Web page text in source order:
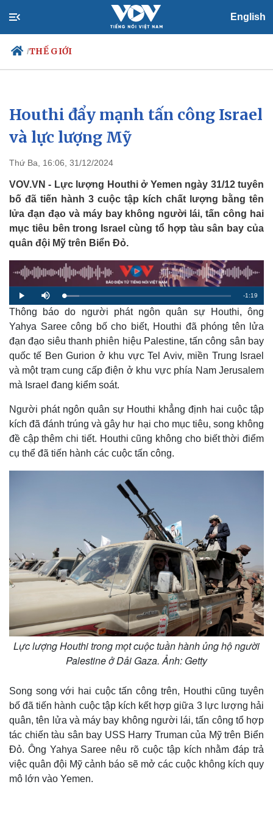
English
/THẾ GIỚI
Chính trị
Đảng
Tổ chức nhân sự
Nhận diện sự thật
Xã hội
Việc làm
Biển đảo
Quan sát
Cuộc sống đó đây
Hồ sơ
Multimedia
Video
Ảnh
E-Magazine
Infographic
Houthi đẩy mạnh tấn công Israel
và lực lượng Mỹ
Thứ Ba, 16:06, 31/12/2024
VOV.VN - Lực lượng Houthi ở Yemen ngày 31/12 tuyên
bố đã tiến hành 3 cuộc tập kích chất lượng bằng tên
lửa đạn đạo và máy bay không người lái, tấn công hai
mục tiêu bên trong Israel cùng tổ hợp tàu sân bay của
quân đội Mỹ trên Biển Đỏ.
P
l
a
y
M
u
t
e
L
o
a
d
d
8
.
9
5
R
i
n
g
-1:19
Thông báo do người phát ngôn quân sự Houthi, ông
Yahya Saree công bố cho biết, Houthi đã phóng tên lửa
đạn đạo siêu thanh phiên hiệu Palestine, tấn công sân bay
quốc tế Ben Gurion ở khu vực Tel Aviv, miền Trung Israel
và một trạm cung cấp điện ở khu vực phía Nam Jerusalem
mà Israel đang kiểm soát.
Người phát ngôn quân sự Houthi khẳng định hai cuộc tập
kích đã đánh trúng và gây hư hại cho mục tiêu, song không
đề cập thêm chi tiết. Houthi cũng không cho biết thời điểm
cụ thể đã tiến hành các cuộc tấn công.
Lực lượng Houthi trong mọt cuộc tuần hành ủng hộ người
Palestine ở Dải Gaza. Ảnh: Getty
Song song với hai cuộc tấn công trên, Houthi cũng tuyên
bố đã tiến hành cuộc tập kích kết hợp giữa 3 lực lượng hải
quân, tên lửa và máy bay không người lái, tấn công tổ hợp
tác chiến tàu sân bay USS Harry Truman của Mỹ trên Biển
Đỏ. Ông Yahya Saree nêu rõ cuộc tập kích nhằm đáp trả
việc quân đội Mỹ cảnh báo sẽ mở các cuộc không kích quy
mô lớn vào Yemen.